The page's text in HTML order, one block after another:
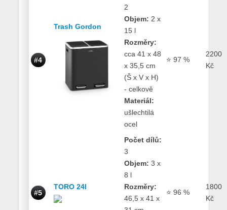
#4
Trash Gordon
2
Objem: 2 x
15 l
Rozměry:
cca 41 x 48
x 35,5 cm
(Š x V x H)
- celkově
Materiál:
ušlechtilá
ocel
⭐ 97 %
2200
Kč
#5
TORO 24l
Počet dílů:
3
Objem: 3 x
8 l
Rozměry:
46,5 x 41 x
⭐ 96 %
1800
Kč